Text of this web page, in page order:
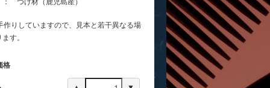
つげ材（鹿児島産）
作りしていますので、見本と若干異なる場
す。
格